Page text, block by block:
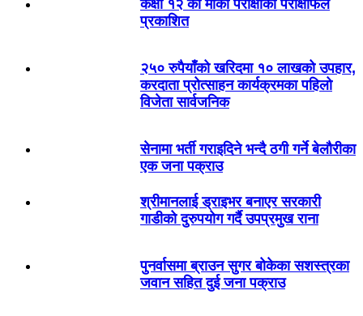
कक्षा १२ को मौका परीक्षाको परीक्षाफल
प्रकाशित
२५० रुपैयाँको खरिदमा १० लाखको उपहार,
करदाता प्रोत्साहन कार्यक्रमका पहिलो
विजेता सार्वजनिक
सेनामा भर्ती गराइदिने भन्दै ठगी गर्ने बेलौरीका
एक जना पक्राउ
श्रीमानलाई ड्राइभर बनाएर सरकारी
गाडीको दुरुपयोग गर्दै उपप्रमुख राना
पुनर्वासमा ब्राउन सुगर बोकेका सशस्त्रका
जवान सहित दुई जना पक्राउ